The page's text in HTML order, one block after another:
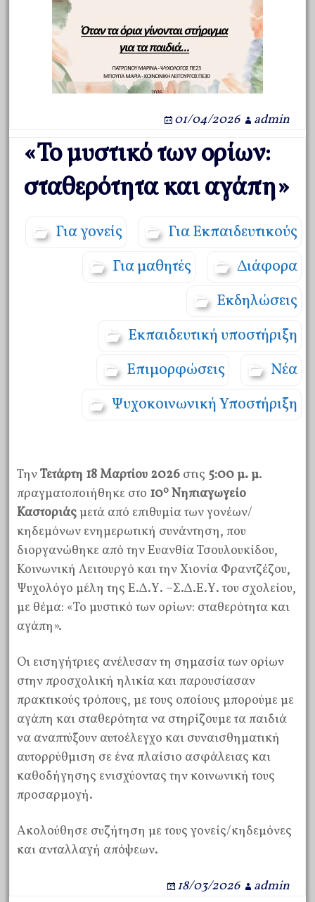
01/04/2026 admin
«Το μυστικό των ορίων:
σταθερότητα και αγάπη»
Για γονείς
Για Εκπαιδευτικούς
Για μαθητές
Διάφορα
Εκδηλώσεις
Εκπαιδευτική υποστήριξη
Επιμορφώσεις
Νέα
Ψυχοκοινωνική Υποστήριξη
ΤηνΤετάρτη 18 Μαρτίου 2026 στις 5:00 μ. μ.
πραγματοποιήθηκε στο 10ο Νηπιαγωγείο
Καστοριάς μετά από επιθυμία των γονέων/
κηδεμόνων ενημερωτική συνάντηση, που
διοργανώθηκε από την Ευανθία Τσουλουκίδου,
Κοινωνική Λειτουργό και την Χιονία Φραντζέζου,
Ψυχολόγο μέλη της Ε.Δ.Υ. –Σ.Δ.Ε.Υ. του σχολείου,
με θέμα: «Το μυστικό των ορίων: σταθερότητα και
αγάπη».
Οι εισηγήτριες ανέλυσαν τη σημασία των ορίων
στην προσχολική ηλικία και παρουσίασαν
πρακτικούς τρόπους, με τους οποίους μπορούμε με
αγάπη και σταθερότητα να στηρίζουμε τα παιδιά
να αναπτύξουν αυτοέλεγχο και συναισθηματική
αυτορρύθμιση σε ένα πλαίσιο ασφάλειας και
καθοδήγησης ενισχύοντας την κοινωνική τους
προσαρμογή.
Ακολούθησε συζήτηση με τους γονείς/κηδεμόνες
και ανταλλαγή απόψεων.
18/03/2026 admin